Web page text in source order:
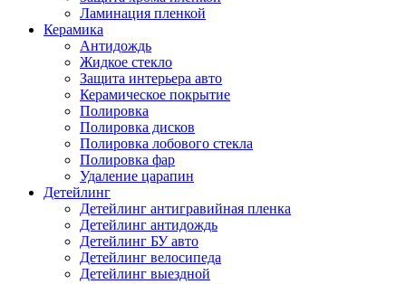
Ламинация пленкой
Керамика
Антидождь
Жидкое стекло
Защита интерьера авто
Керамическое покрытие
Полировка
Полировка дисков
Полировка лобового стекла
Полировка фар
Удаление царапин
Детейлинг
Детейлинг антигравийная пленка
Детейлинг антидождь
Детейлинг БУ авто
Детейлинг велосипеда
Детейлинг выездной